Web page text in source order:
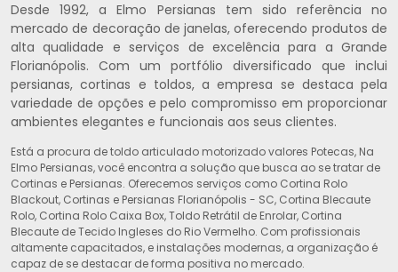
Desde 1992, a Elmo Persianas tem sido referência no
mercado de decoração de janelas, oferecendo produtos de
alta qualidade e serviços de excelência para a Grande
Florianópolis. Com um portfólio diversificado que inclui
persianas, cortinas e toldos, a empresa se destaca pela
variedade de opções e pelo compromisso em proporcionar
ambientes elegantes e funcionais aos seus clientes.
Está a procura de toldo articulado motorizado valores Potecas, Na
Elmo Persianas, você encontra a solução que busca ao se tratar de
Cortinas e Persianas. Oferecemos serviços como Cortina Rolo
Blackout, Cortinas e Persianas Florianópolis - SC, Cortina Blecaute
Rolo, Cortina Rolo Caixa Box, Toldo Retrátil de Enrolar, Cortina
Blecaute de Tecido Ingleses do Rio Vermelho. Com profissionais
altamente capacitados, e instalações modernas, a organização é
capaz de se destacar de forma positiva no mercado.